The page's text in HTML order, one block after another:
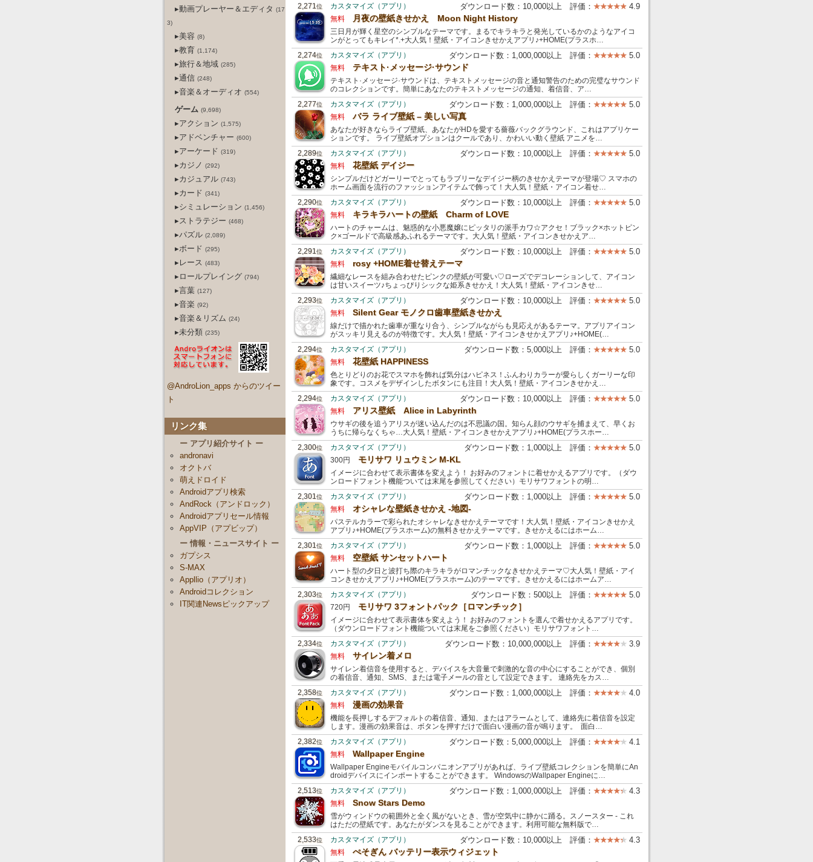
▸動画プレーヤー＆エディタ (17
3)
▸美容 (8)
▸教育 (1,174)
▸旅行＆地域 (285)
▸通信 (248)
▸音楽＆オーディオ (554)
ゲーム (9,698)
▸アクション (1,575)
▸アドベンチャー (600)
▸アーケード (319)
▸カジノ (292)
▸カジュアル (743)
▸カード (341)
▸シミュレーション (1,456)
▸ストラテジー (468)
▸パズル (2,089)
▸ボード (295)
▸レース (483)
▸ロールプレイング (794)
▸言葉 (127)
▸音楽 (92)
▸音楽＆リズム (24)
▸未分類 (235)
@AndroLion_apps からのツイー
ト
リンク集
ー アプリ紹介サイト ー
andronavi
オクトバ
萌えドロイド
Androidアプリ検索
AndRock（アンドロック）
Androidアプリセール情報
AppVIP（アプビップ）
ー 情報・ニュースサイト ー
ガプシス
S-MAX
Appllio（アプリオ）
Androidコレクション
IT関連Newsピックアップ
2,271位 カスタマイズ（アプリ） ダウンロード数：10,000以上 評価： 4.9
無料 月夜の壁紙きせかえ Moon Night History
三日月が輝く星空のシンプルなテーマです。まるでキラキラと発光しているかのようなアイコ
ンがとってもキレイ*.+大人気！壁紙・アイコンきせかえアプリ♪+HOME(プラスホ…
2,274位 カスタマイズ（アプリ） ダウンロード数：1,000,000以上 評価： 5.0
無料 テキスト·メッセージ·サウンド
テキスト·メッセージ·サウンドは、テキストメッセージの音と通知警告のための完璧なサウンド
のコレクションです。簡単にあなたのテキストメッセージの通知、着信音、ア…
2,277位 カスタマイズ（アプリ） ダウンロード数：1,000,000以上 評価： 5.0
無料 バラ ライブ壁紙 – 美しい写真
あなたが好きならライブ壁紙、あなたがHDを愛する薔薇バックグラウンド、これはアプリケー
ションです。 ライブ壁紙オプションはクールであり、かわいい動く壁紙 アニメを…
2,289位 カスタマイズ（アプリ） ダウンロード数：10,000以上 評価： 5.0
無料 花壁紙 デイジー
シンプルだけどガーリーでとってもラブリーなデイジー柄のきせかえテーマが登場♡ スマホの
ホーム画面を流行のファッションアイテムで飾って！大人気！壁紙・アイコン着せ…
2,290位 カスタマイズ（アプリ） ダウンロード数：10,000以上 評価： 5.0
無料 キラキラハートの壁紙 Charm of LOVE
ハートのチャームは、魅惑的な小悪魔嬢にピッタリの派手カワ☆アクセ！ブラック×ホットピン
ク×ゴールドで高級感あふれるテーマです。大人気！壁紙・アイコンきせかえア…
2,291位 カスタマイズ（アプリ） ダウンロード数：10,000以上 評価： 5.0
無料 rosy +HOME着せ替えテーマ
繊細なレースを組み合わせたピンクの壁紙が可愛い♡ローズでデコレーションして、アイコン
は甘いスイーツ♪ちょっぴりシックな姫系きせかえ！大人気！壁紙・アイコンきせ…
2,293位 カスタマイズ（アプリ） ダウンロード数：10,000以上 評価： 5.0
無料 Silent Gear モノクロ歯車壁紙きせかえ
線だけで描かれた歯車が重なり合う、シンプルながらも見応えがあるテーマ。アプリアイコン
がスッキリ見えるのが特徴です。大人気！壁紙・アイコンきせかえアプリ♪+HOME(…
2,294位 カスタマイズ（アプリ） ダウンロード数：5,000以上 評価： 5.0
無料 花壁紙 HAPPINESS
色とりどりのお花でスマホを飾れば気分はハピネス！ふんわりカラーが愛らしくガーリーな印
象です。コスメをデザインしたボタンにも注目！大人気！壁紙・アイコンきせかえ…
2,294位 カスタマイズ（アプリ） ダウンロード数：10,000以上 評価： 5.0
無料 アリス壁紙 Alice in Labyrinth
ウサギの後を追うアリスが迷い込んだのは不思議の国。知らん顔のウサギを捕まえて、早くお
うちに帰らなくちゃ…大人気！壁紙・アイコンきせかえアプリ♪+HOME(プラスホー…
2,300位 カスタマイズ（アプリ） ダウンロード数：1,000以上 評価： 5.0
300円 モリサワ リュウミン M-KL
イメージに合わせて表示書体を変えよう！ お好みのフォントに着せかえるアプリです。（ダウ
ンロードフォント機能ついては末尾を参照してください）モリサワフォントの明…
2,301位 カスタマイズ（アプリ） ダウンロード数：1,000以上 評価： 5.0
無料 オシャレな壁紙きせかえ -地図-
パステルカラーで彩られたオシャレなきせかえテーマです！大人気！壁紙・アイコンきせかえ
アプリ♪+HOME(プラスホーム)の無料きせかえテーマです。きせかえるにはホーム…
2,301位 カスタマイズ（アプリ） ダウンロード数：1,000以上 評価： 5.0
無料 空壁紙 サンセットハート
ハート型の夕日と波打ち際のキラキラがロマンチックなきせかえテーマ♡大人気！壁紙・アイ
コンきせかえアプリ♪+HOME(プラスホーム)のテーマです。きせかえるにはホームア…
2,303位 カスタマイズ（アプリ） ダウンロード数：500以上 評価： 5.0
720円 モリサワ 3フォントパック［ロマンチック］
イメージに合わせて表示書体を変えよう！ お好みのフォントを選んで着せかえるアプリです。
（ダウンロードフォント機能ついては末尾をご参照ください）モリサワフォント…
2,334位 カスタマイズ（アプリ） ダウンロード数：10,000,000以上 評価： 3.9
無料 サイレン着メロ
サイレン着信音を使用すると、デバイスを大音量で刺激的な音の中心にすることができ、個別
の着信音、通知、SMS、または電子メールの音として設定できます。 連絡先をカス…
2,358位 カスタマイズ（アプリ） ダウンロード数：1,000,000以上 評価： 4.0
無料 漫画の効果音
機能を長押しするデフォルトの着信音、通知、またはアラームとして、連絡先に着信音を設定
します。漫画の効果音は、ボタンを押すだけで面白い漫画の音が鳴ります。 面白…
2,382位 カスタマイズ（アプリ） ダウンロード数：5,000,000以上 評価： 4.1
無料 Wallpaper Engine
Wallpaper Engineモバイルコンパニオンアプリがあれば、ライブ壁紙コレクションを簡単にAn
droidデバイスにインポートすることができます。 WindowsのWallpaper Engineに…
2,513位 カスタマイズ（アプリ） ダウンロード数：1,000,000以上 評価： 4.3
無料 Snow Stars Demo
雪がウィンドウの範囲外と全く風がないとき、雪が空気中に静かに踊る。スノースター - これ
はただの壁紙です。あなたがダンスを見ることができます。利用可能な無料版で…
2,533位 カスタマイズ（アプリ） ダウンロード数：10,000以上 評価： 4.3
無料 ぺそぎん バッテリー表示ウィジェット